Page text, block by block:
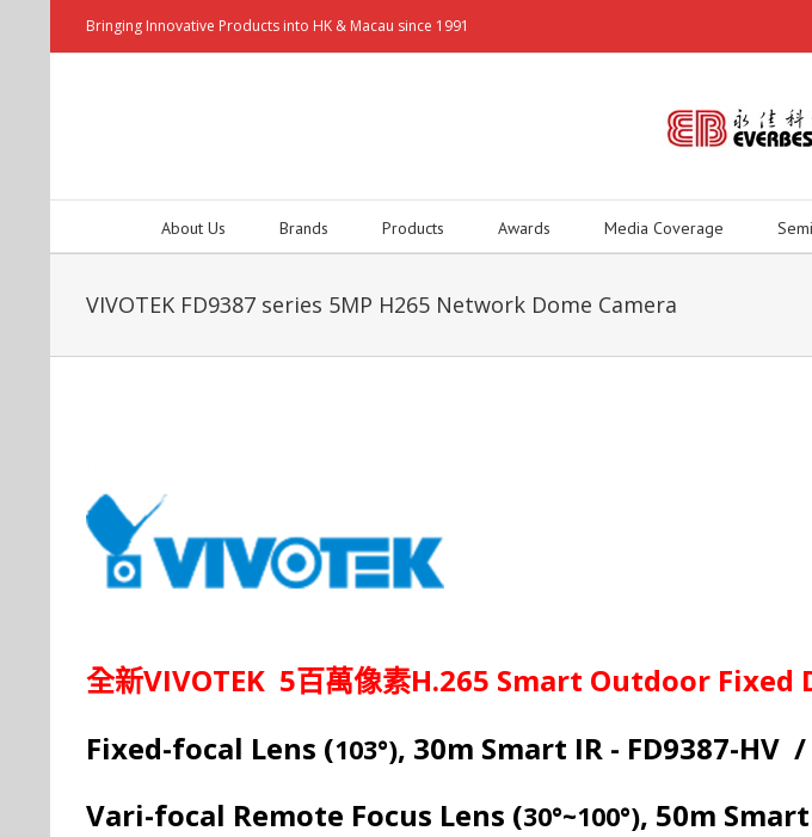
Bringing Innovative Products into HK & Macau since 1991
About Us Brands Products Awards Media Coverage
VIVOTEK FD9387 series 5MP H265 Network Dome Camera
全新VIVOTEK 5百萬像素H.265 Smart Outdoor Fixed
Fixed-focal Lens (103°), 30m Smart IR - FD9387-HV
Vari-focal Remote Focus Lens (30°~100°), 50m